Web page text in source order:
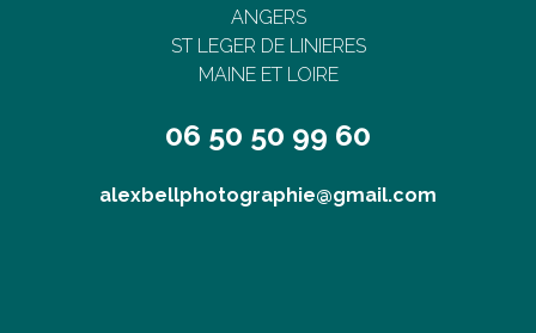
ANGERS
ST LEGER DE LINIERES
MAINE ET LOIRE
06 50 50 99 60
alexbellphotographie@gmail.com